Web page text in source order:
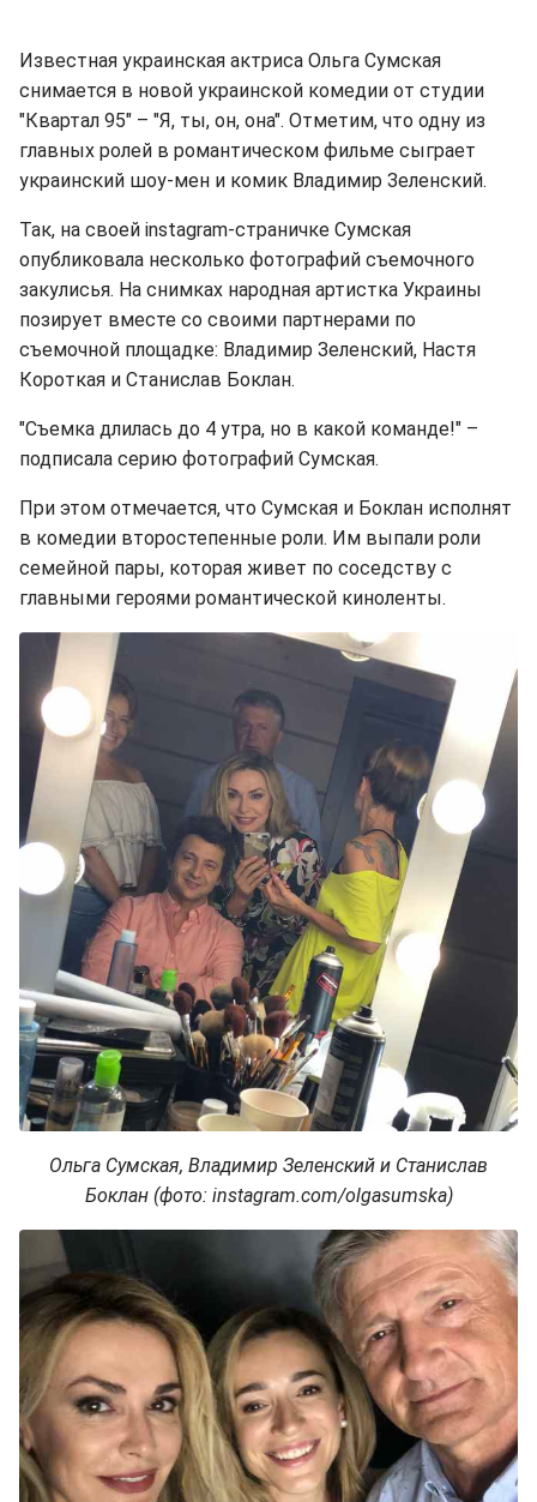
Известная украинская актриса Ольга Сумская
снимается в новой украинской комедии от студии
"Квартал 95" – "Я, ты, он, она". Отметим, что одну из
главных ролей в романтическом фильме сыграет
украинский шоу-мен и комик Владимир Зеленский.
Так, на своей instagram-страничке Сумская
опубликовала несколько фотографий съемочного
закулисья. На снимках народная артистка Украины
позирует вместе со своими партнерами по
съемочной площадке: Владимир Зеленский, Настя
Короткая и Станислав Боклан.
"Съемка длилась до 4 утра, но в какой команде!" –
подписала серию фотографий Сумская.
При этом отмечается, что Сумская и Боклан исполнят
в комедии второстепенные роли. Им выпали роли
семейной пары, которая живет по соседству с
главными героями романтической киноленты.
Ольга Сумская, Владимир Зеленский и Станислав
Боклан (фото: instagram.com/olgasumska)